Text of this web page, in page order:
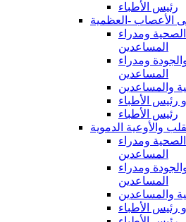
رئيس الأطباء
الأعصاب -العظمية
ومدراء
المساعدين
ومدراء
المساعدين
والمساعدين
رئيس الأطباء
رئيس الأطباء
والأوعية الدموية
ومدراء
المساعدين
ومدراء
المساعدين
والمساعدين
رئيس الأطباء